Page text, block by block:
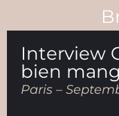
Interview
bien
Paris –